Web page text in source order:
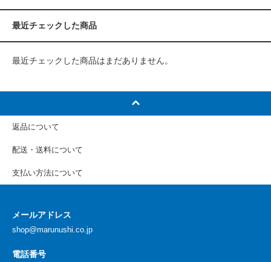
最近チェックした商品
最近チェックした商品はまだありません。
返品について
配送・送料について
支払い方法について
メールアドレス
shop@marunushi.co.jp
電話番号